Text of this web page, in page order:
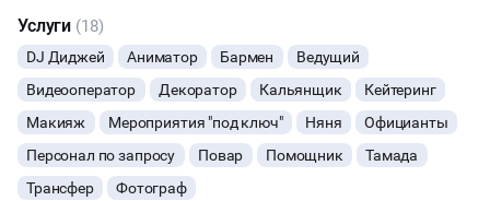
Услуги (18)
DJ Диджей Аниматор Бармен
Ведущий
Видеооператор
Декоратор Кальянщик
Кейтеринг
Макияж
Мероприятия "под ключ" Няня
Официанты
Персонал по запросу
Повар Помощник
Тамада
Трансфер
Фотограф
КИНОПРОСМОТР
НАСТОЛЬНЫЕ ИГРЫ
РЕПЕТИЦИИ